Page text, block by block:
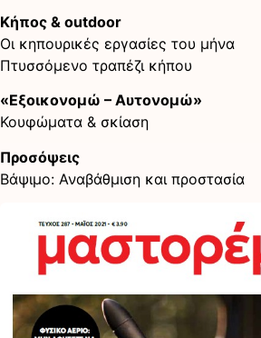
Κήπος & outdoor
Οι κηπουρικές εργασίες του μήνα
Πτυσσόμενο τραπέζι κήπου
«Εξοικονομώ – Αυτονομώ»
Κουφώματα & σκίαση
Προσόψεις
Βάψιμο: Αναβάθμιση και προστασία